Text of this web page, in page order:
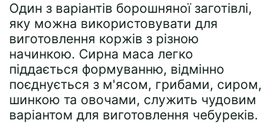
Один з варіантів борошняної заготівлі,
яку можна використовувати для
виготовлення коржів з різною
начинкою. Сирна маса легко
піддається формуванню, відмінно
поєднується з м'ясом, грибами, сиром,
шинкою та овочами, служить чудовим
варіантом для виготовлення чебуреків.